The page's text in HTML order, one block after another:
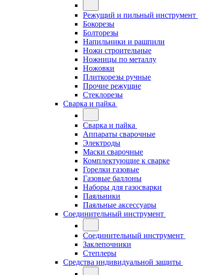
Режущий и пильный инструмент
Бокорезы
Болторезы
Напильники и рашпили
Ножи строительные
Ножницы по металлу
Ножовки
Плиткорезы ручные
Прочие режущие
Стеклорезы
Сварка и пайка
Сварка и пайка
Аппараты сварочные
Электроды
Маски сварочные
Комплектующие к сварке
Горелки газовые
Газовые баллоны
Наборы для газосварки
Паяльники
Паяльные аксессуары
Соединительный инструмент
Соединительный инструмент
Заклепочники
Степлеры
Средства индивидуальной защиты